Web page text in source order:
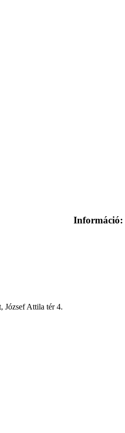
Információ:
József Attila tér 4.